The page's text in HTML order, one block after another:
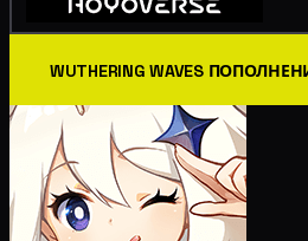
WUTHERING WAVES